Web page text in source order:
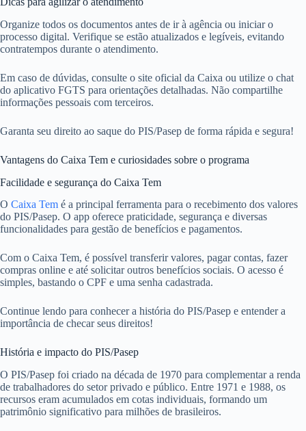
Organize todos os documentos antes de ir à agência ou iniciar o
processo digital. Verifique se estão atualizados e legíveis, evitando
contratempos durante o atendimento.
Em caso de dúvidas, consulte o site oficial da Caixa ou utilize o chat
do aplicativo FGTS para orientações detalhadas. Não compartilhe
informações pessoais com terceiros.
Garanta seu direito ao saque do PIS/Pasep de forma rápida e segura!
Vantagens do Caixa Tem e curiosidades sobre o programa
Facilidade e segurança do Caixa Tem
O Caixa Tem é a principal ferramenta para o recebimento dos valores
do PIS/Pasep. O app oferece praticidade, segurança e diversas
funcionalidades para gestão de benefícios e pagamentos.
Com o Caixa Tem, é possível transferir valores, pagar contas, fazer
compras online e até solicitar outros benefícios sociais. O acesso é
simples, bastando o CPF e uma senha cadastrada.
Continue lendo para conhecer a história do PIS/Pasep e entender a
importância de checar seus direitos!
História e impacto do PIS/Pasep
O PIS/Pasep foi criado na década de 1970 para complementar a renda
de trabalhadores do setor privado e público. Entre 1971 e 1988, os
recursos eram acumulados em cotas individuais, formando um
patrimônio significativo para milhões de brasileiros.